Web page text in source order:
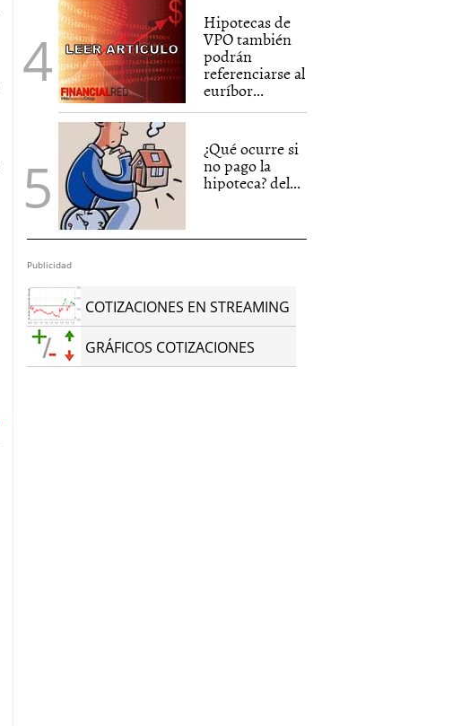
Hipotecas de
VPO también
podrán
referenciarse al
euríbor...
¿Qué ocurre si
no pago la
hipoteca? del...
Publicidad
COTIZACIONES EN STREAMING
GRÁFICOS COTIZACIONES